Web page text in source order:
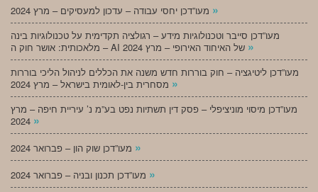
»
מעו”דכן סייבר וטכנולוגיות מידע – רגולציה תקדימית על טכנולוגיות בינה
»
מעו”דכן ליטיגציה – חוק בוררות חדש משנה את הכללים לניהול הליכי בוררות
»
מעו”דכן מיסוי מוניציפלי – פסק דין תשתיות נפט בע”מ נ’ עיריית חיפה – מרץ
»
»
»